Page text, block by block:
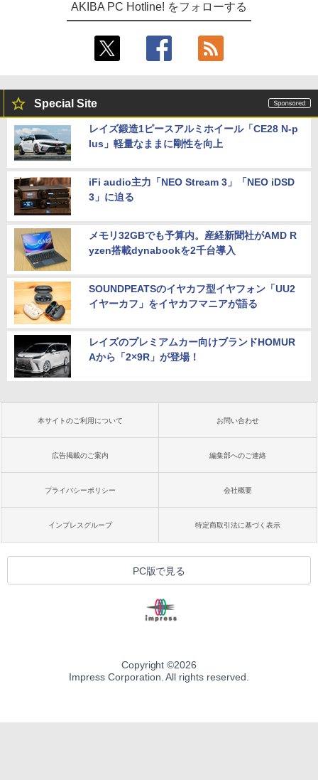
AKIBA PC Hotline! をフォローする
Special Site
レイズ鍛造1ピースアルミホイール「CE28 N-p
lus」軽量なままに剛性を向上
iFi audio主力「NEO Stream 3」「NEO iDSD
3」に迫る
メモリ32GBでも予算内。産経新聞社がAMD R
yzen搭載dynabookを2千台導入
SOUNDPEATSのイヤカフ型イヤフォン「UU2
イヤーカフ」をイヤカフマニアが語る
レイズのプレミアムカー向けブランドHOMUR
Aから「2×9R」が登場！
本サイトのご利用について お問い合わせ
広告掲載のご案内 編集部へのご連絡
プライバシーポリシー 会社概要
インプレスグループ 特定商取引法に基づく表示
PC版で見る
Copyright ©2026
Impress Corporation. All rights reserved.